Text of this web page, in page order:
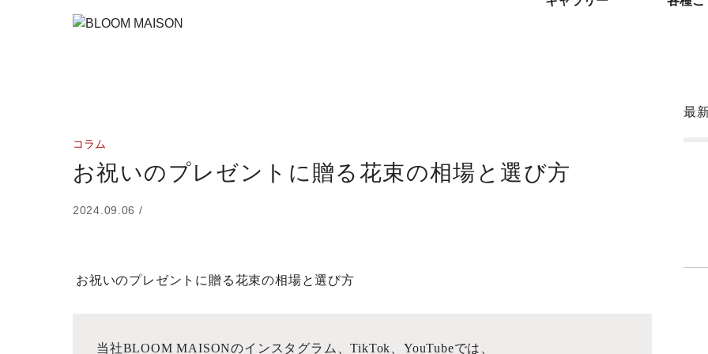
コラム
お祝いのプレゼントに贈る花束の相場と選び方
2024.09.06 /
お祝いのプレゼントに贈る花束の相場と選び方
当社BLOOM MAISONのインスタグラム、TikTok、YouTubeでは、
最